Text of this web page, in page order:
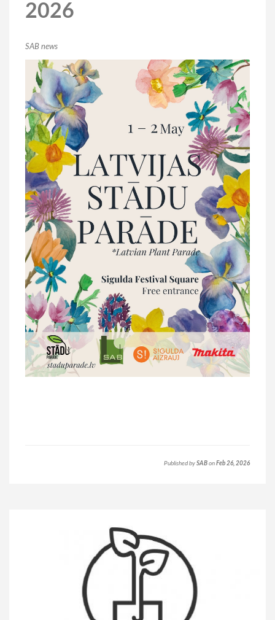
2026
SAB news
Published by SAB on Feb 26, 2026